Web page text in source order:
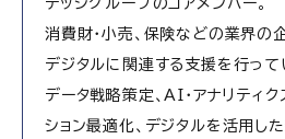
テッジグループのコアメンバー。
消費財・小売、保険などの業界の
デジタルに関連する支援を行って
データ戦略策定、AI・アナリティ
ション最適化、デジタルを活用し